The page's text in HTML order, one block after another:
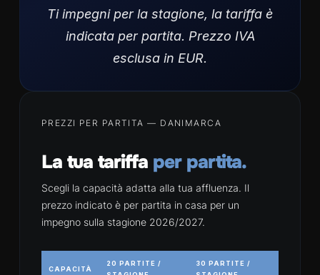
Ti impegni per la stagione, la tariffa è
indicata per partita. Prezzo IVA
esclusa in EUR.
PREZZI PER PARTITA — DANIMARCA
La tua tariffa per partita.
Scegli la capacità adatta alla tua affluenza. Il
prezzo indicato è per partita in casa per un
impegno sulla stagione 2026/2027.
CAPACITÀ
20 PARTITE /
30 PARTITE /